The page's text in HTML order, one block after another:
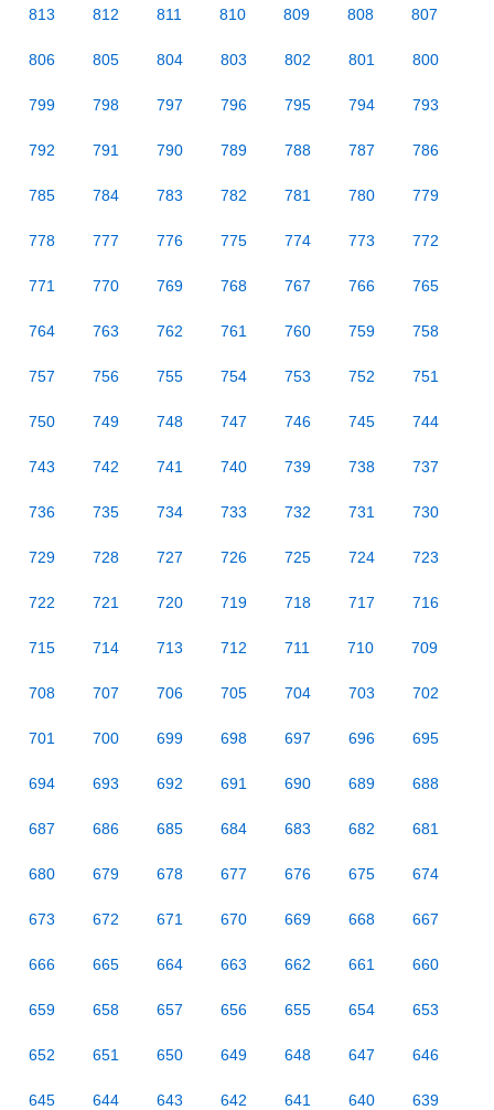
813 812 811 810 809 808 807
806 805 804 803 802 801 800
799 798 797 796 795 794 793
792 791 790 789 788 787 786
785 784 783 782 781 780 779
778 777 776 775 774 773 772
771 770 769 768 767 766 765
764 763 762 761 760 759 758
757 756 755 754 753 752 751
750 749 748 747 746 745 744
743 742 741 740 739 738 737
736 735 734 733 732 731 730
729 728 727 726 725 724 723
722 721 720 719 718 717 716
715 714 713 712 711 710 709
708 707 706 705 704 703 702
701 700 699 698 697 696 695
694 693 692 691 690 689 688
687 686 685 684 683 682 681
680 679 678 677 676 675 674
673 672 671 670 669 668 667
666 665 664 663 662 661 660
659 658 657 656 655 654 653
652 651 650 649 648 647 646
645 644 643 642 641 640 639